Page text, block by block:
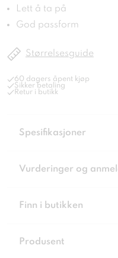
Lett å ta på
God passform
Størrelsesguide
60 dagers åpent kjøp
Sikker betaling
Retur i butikk
Spesifikasjoner
Vurderinger og
Finn i butikken
Produsent